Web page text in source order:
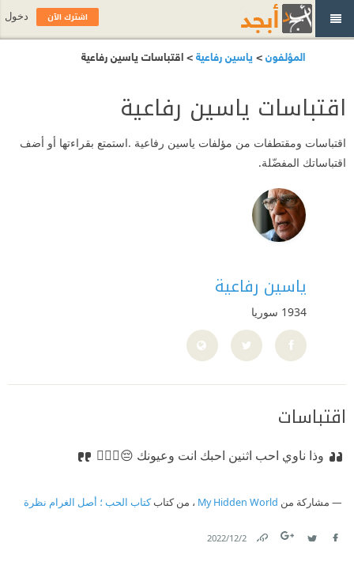
المؤلفون> ياسين رفاعية> اقتباسات ياسين رفاعية
اقتباسات ياسين رفاعية
اقتباسات ومقتطفات من مؤلفات ياسين رفاعية .استمتع بقراءتها أو أضف
اقتباساتك المفضّلة.
ياسين رفاعية
1934 سوريا
اقتباسات
وذا ناوي احب اثنين احبك انت وعيونك 😔❤️‍🔥🥺
مشاركة من My Hidden World ، من كتابكتاب الحب ؛ أصل الغرام نظرة
2‏/12‏/2022
اشترك الآن دخول